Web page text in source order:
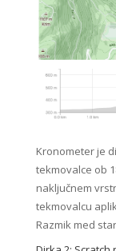
Kronometer je
tekmovalce ob
naključnem
tekmovalcu
Razmik med